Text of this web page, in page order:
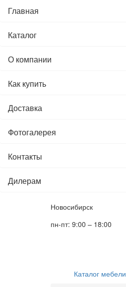
Главная
Каталог
О компании
Как купить
Доставка
Фотогалерея
Контакты
Дилерам
Новосибирск
пн-пт: 9:00 – 18:00
Каталог мебели